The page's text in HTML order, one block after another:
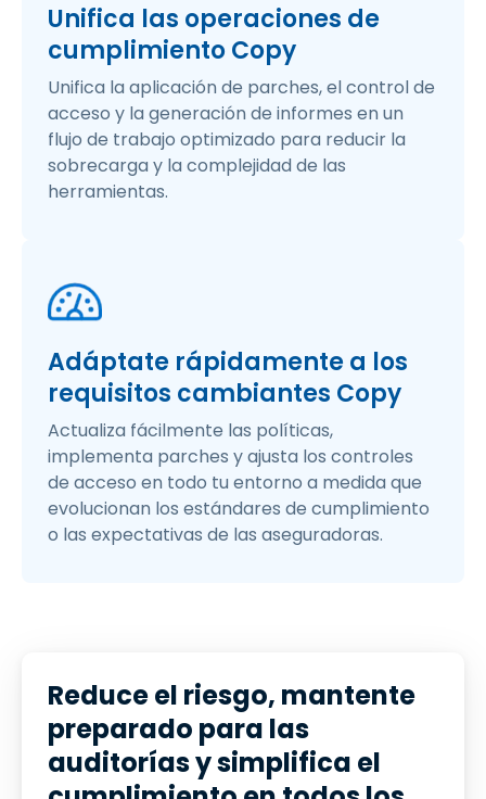
Unifica las operaciones de
cumplimiento Copy
Unifica la aplicación de parches, el control de
acceso y la generación de informes en un
flujo de trabajo optimizado para reducir la
sobrecarga y la complejidad de las
herramientas.
Adáptate rápidamente a los
requisitos cambiantes Copy
Actualiza fácilmente las políticas,
implementa parches y ajusta los controles
de acceso en todo tu entorno a medida que
evolucionan los estándares de cumplimiento
o las expectativas de las aseguradoras.
Reduce el riesgo, mantente
preparado para las
auditorías y simplifica el